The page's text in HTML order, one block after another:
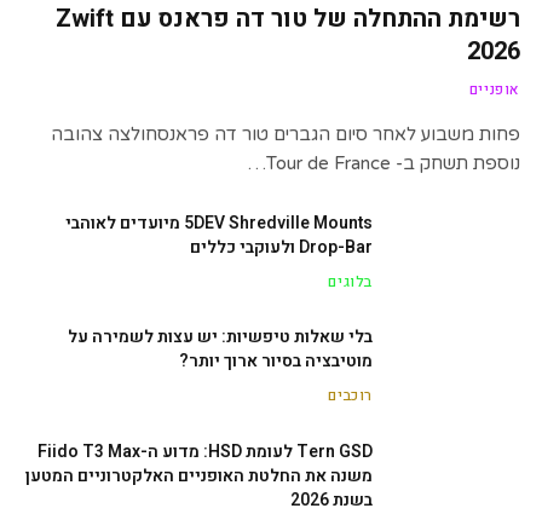
רשימת ההתחלה של טור דה פראנס עם Zwift
2026
אופניים
פחות משבוע לאחר סיום הגברים טור דה פראנסחולצה צהובה
נוספת תשחק ב- Tour de France…
5DEV Shredville Mounts מיועדים לאוהבי
Drop-Bar ולעוקבי כללים
בלוגים
בלי שאלות טיפשיות: יש עצות לשמירה על
מוטיבציה בסיור ארוך יותר?
רוכבים
Tern GSD לעומת HSD: מדוע ה-Fiido T3 Max
משנה את החלטת האופניים האלקטרוניים המטען
בשנת 2026